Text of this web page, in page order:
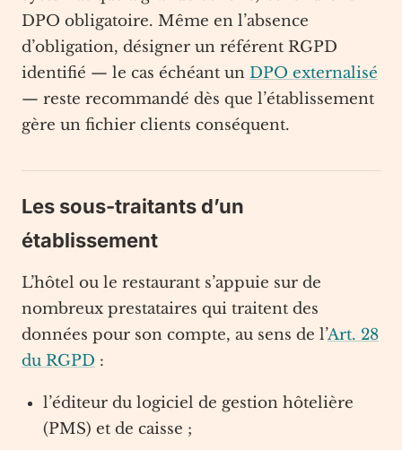
DPO obligatoire. Même en l’absence
d’obligation, désigner un référent RGPD
identifié — le cas échéant un DPO externalisé
— reste recommandé dès que l’établissement
gère un fichier clients conséquent.
Les sous-traitants d’un
établissement
L’hôtel ou le restaurant s’appuie sur de
nombreux prestataires qui traitent des
données pour son compte, au sens de l’Art. 28
du RGPD :
l’éditeur du logiciel de gestion hôtelière
(PMS) et de caisse ;